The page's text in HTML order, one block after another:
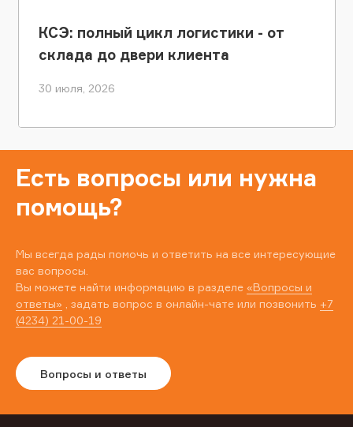
КСЭ: полный цикл логистики - от
склада до двери клиента
30 июля, 2026
Есть вопросы или нужна
помощь?
Мы всегда рады помочь и ответить на все интересующие
вас вопросы.
Вы можете найти информацию в разделе «Вопросы и
ответы» , задать вопрос в онлайн-чате или позвонить +7
(4234) 21-00-19
Вопросы и ответы